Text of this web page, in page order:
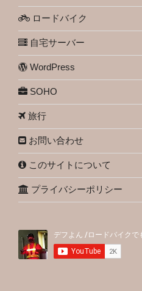
ロードバイク
自宅サーバー
WordPress
SOHO
旅行
お問い合わせ
このサイトについて
プライバシーポリシー